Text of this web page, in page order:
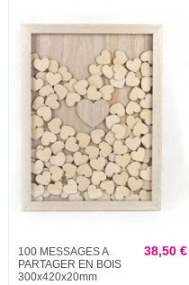
100 MESSAGES A
PARTAGER EN BOIS
300x420x20mm
38,50 €